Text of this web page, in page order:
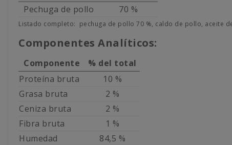
Pechuga de pollo
70 %
Listado completo: pechuga de pollo 70 %, caldo de pollo, aceite
Componentes Analíticos:
Componente
% del total
Proteína bruta
10 %
Grasa bruta
2 %
Ceniza bruta
2 %
Fibra bruta
1 %
Humedad
84,5 %